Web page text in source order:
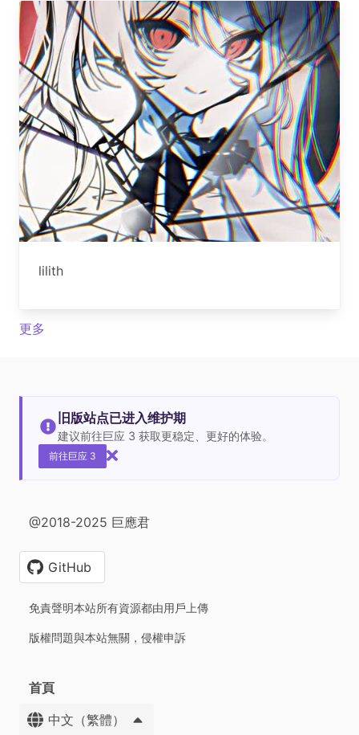
lilith
更多
旧版站点已进入维护期
建议前往巨应 3 获取更稳定、更好的体验。
前往巨应 3
@2018-2025 巨應君
GitHub
免責聲明本站所有資源都由用戶上傳
版權問題與本站無關，侵權申訴
首頁
中文（繁體）